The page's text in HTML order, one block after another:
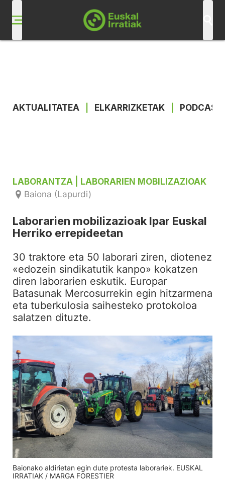
AKTUALITATEA ELKARRIZKETAK
LABORANTZA
| LABORARIEN MOBILIZAZIOAK
Baiona (Lapurdi)
Laborarien mobilizazioak Ipar Euskal
Herriko errepideetan
30 traktore eta 50 laborari ziren, diotenez
«edozein sindikatutik kanpo» kokatzen
diren laborarien eskutik. Europar
Batasunak Mercosurrekin egin hitzarmena
eta tuberkulosia saihesteko protokoloa
salatzen dituzte.
Baionako aldirietan egin dute protesta laborariek. EUSKAL
IRRATIAK / MARGA FORESTIER